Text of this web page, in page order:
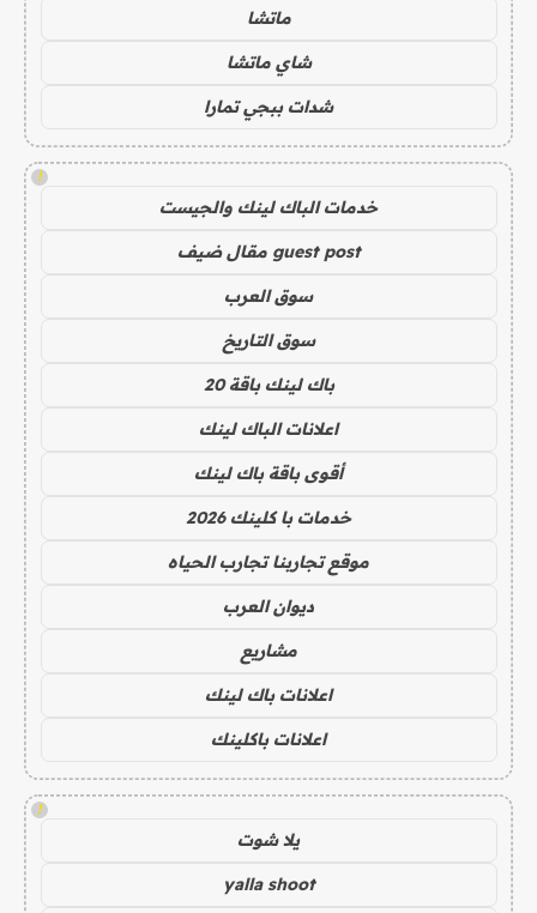
ماتشا
شاي ماتشا
شدات ببجي تمارا
!
خدمات الباك لينك والجيست
guest post مقال ضيف
سوق العرب
سوق التاريخ
باك لينك باقة 20
اعلانات الباك لينك
أقوى باقة باك لينك
خدمات با كلينك 2026
موقع تجاربنا تجارب الحياه
ديوان العرب
مشاريع
اعلانات باك لينك
اعلانات باكلينك
!
يلا شوت
yalla shoot